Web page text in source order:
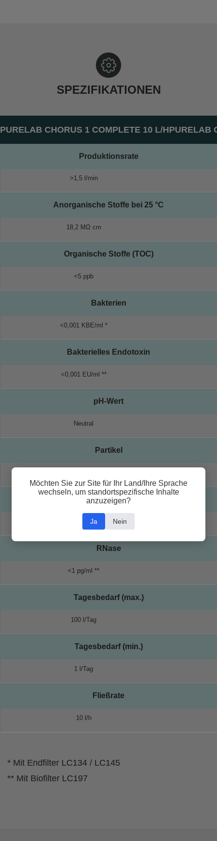
SPEZIFIKATIONEN
PURELAB CHORUS 1 COMPLETE 10 L/HPURELAB
Produktionsrate
>1,5 l/min
Anorganische Stoffe bei 25 °C
18,2 MΩ cm
Organische Stoffe (TOC)
<5 ppb
Bakterien
<0,001 KBE/ml *
Bakterielles Endotoxin
<0,001 EU/ml **
pH-Wert
Neutral
Partikel
DNase
<5 pg/ml **
RNase
<1 pg/ml **
Tagesbedarf (max.)
100 l/Tag
Tagesbedarf (min.)
1 l/Tag
Fließrate
10 l/h
* Mit Endfilter LC134 / LC145
** Mit Biofilter LC197
Möchten Sie zur Site für Ihr Land/Ihre Sprache
wechseln, um standortspezifische Inhalte
anzuzeigen?
Ja Nein